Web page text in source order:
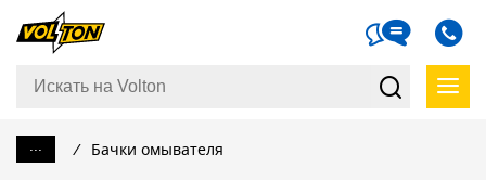
... / Бачки омывателя